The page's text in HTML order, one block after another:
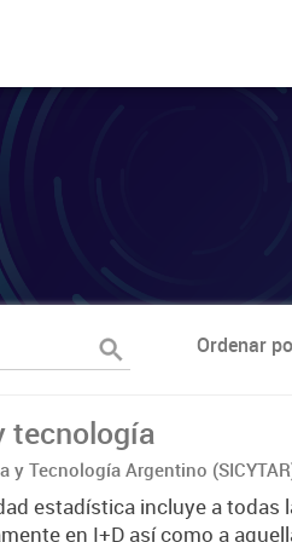
Ordenar
tecnología
y Tecnología Argentino
estadística incluye a todas
en I+D así como a